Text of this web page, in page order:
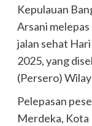
Kepulauan
Arsani
jalan sehat
2025, yang
(Persero)
Pelepasan
Merdeka, Kota